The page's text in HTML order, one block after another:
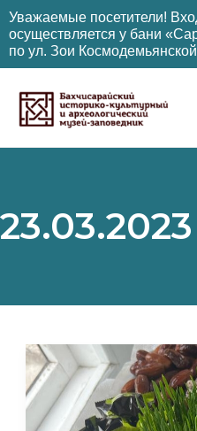
Уважаемые посетители!
осуществляется у бани
по ул. Зои
содержимому
23.03.2023